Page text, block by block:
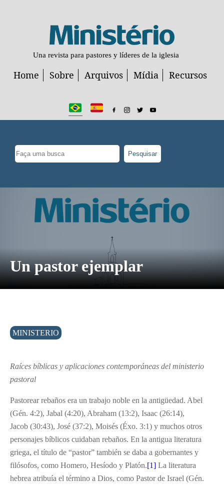
Una revista para pastores y líderes de la iglesia
Home Sobre Arquivos Mídia Recursos
Pesquisar
Un pastor ejemplar
MINISTERIO
Raíces bíblicas y aplicaciones contemporáneas del ministerio
pastoral
Pastorear rebaños era un trabajo noble en la antigüedad. Abel
(Gén. 4:2), Jabal (4:20), Abraham (13:2), Isaac (26:14),
Jacob (30:43), José (37:2), Moisés (Éxo. 3:1) y muchos otros
personajes bíblicos cuidaban rebaños. En la antigua literatura
griega, el título de “pastor” también se daba a gobernantes y
filósofos, como Homero, Hesíodo y Platón.[1] La literatura
hebrea atribuía el término a Dios, como Pastor de Israel (Gén.